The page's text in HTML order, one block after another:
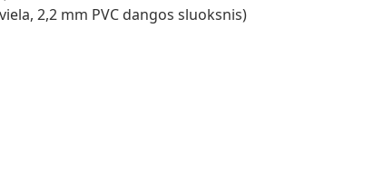
2,2 mm PVC dangos sluoksnis)